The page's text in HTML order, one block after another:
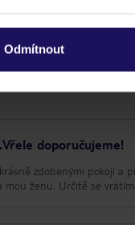
o souborech
Odmítnout
doporučujeme!
zdobenými pokoji a
mou ženu. Určitě se